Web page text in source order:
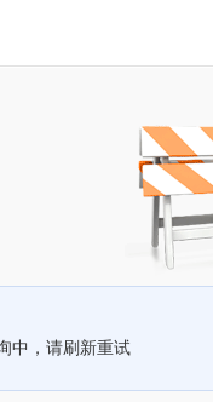
中，请刷新重试